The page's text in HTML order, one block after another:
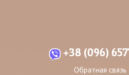
+38 (096)
Обратная связь